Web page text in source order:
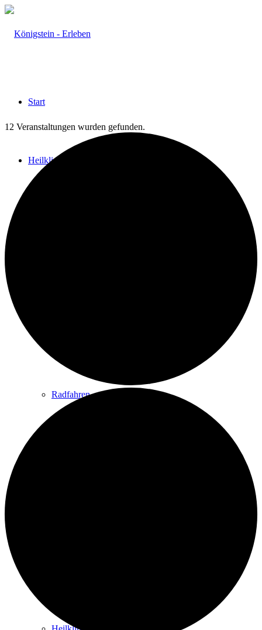
Start
Heilklima
Radfahren
12 Veranstaltungen wurden gefunden.